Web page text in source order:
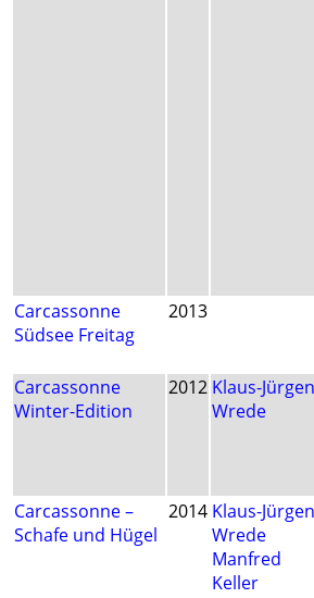
Carcassonne
Südsee Freitag
2013
Carcassonne
Winter-Edition
2012 Klaus-Jürgen
Wrede
Carcassonne –
Schafe und Hügel
2014 Klaus-Jürgen
Wrede
Manfred
Keller